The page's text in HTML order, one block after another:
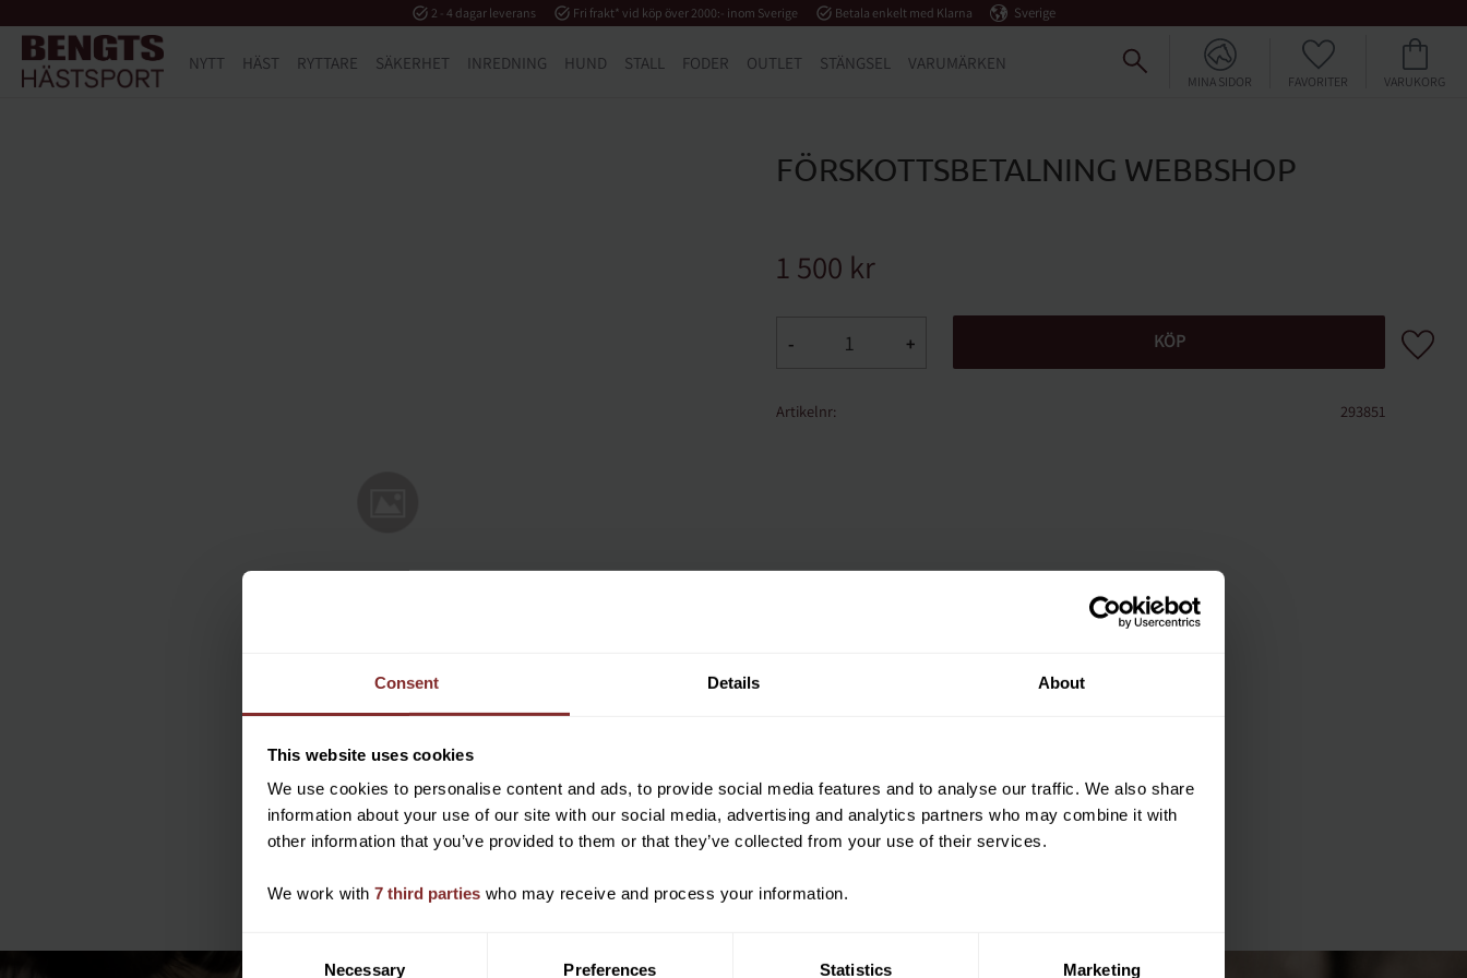
Consent Details About
This website uses cookies
We use cookies to personalise content and ads, to provide social media features and to analyse our traffic. We also share
information about your use of our site with our social media, advertising and analytics partners who may combine it with
other information that you’ve provided to them or that they’ve collected from your use of their services.
We work with 7 third parties who may receive and process your information.
Necessary Preferences Statistics Marketing
task_alt 2 - 4 dagar leverans task_alt Fri frakt* vid köp över 2000:- inom Sverige task_alt Betala enkelt med Klarna Sverige
NYTT HÄST RYTTARE SÄKERHET INREDNING HUND STALL FODER OUTLET STÄNGSEL VARUMÄRKEN
MINA SIDOR
FAVORITERKUNDVAGN
FÖRSKOTTSBETALNING WEBBSHOP
1 500 kr
+
- KÖP Lägg till
Artikelnr 293851
beställning?
*Gäller ej: foder, strö, hindermaterial, klippmaskiner och
redan nedsatta varor